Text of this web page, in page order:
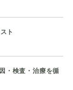
ト
・検査・治療を循